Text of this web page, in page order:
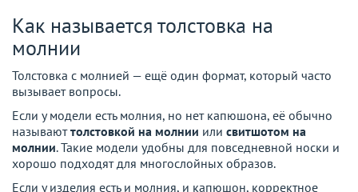
Как называется толстовка на
молнии
Толстовка с молнией — ещё один формат, который часто
вызывает вопросы.
Если у модели есть молния, но нет капюшона, её обычно
называюттолстовкой на молнии или свитшотом на
молнии. Такие модели удобны для повседневной носки и
хорошо подходят для многослойных образов.
Если у изделия есть и молния, и капюшон, корректное